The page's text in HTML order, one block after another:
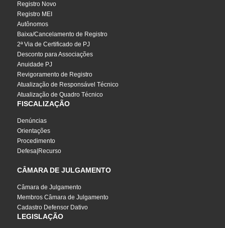
Registro Novo
Registro MEI
Autônomos
Baixa/Cancelamento de Registro
2ª Via de Certificado de PJ
Desconto para Associações
Anuidade PJ
Revigoramento de Registro
Atualização de Responsável Técnico
Atualização de Quadro Técnico
FISCALIZAÇÃO
Denúncias
Orientações
Procedimento
Defesa|Recurso
CÂMARA DE JULGAMENTO
Câmara de Julgamento
Membros Câmara de Julgamento
Cadastro Defensor Dativo
LEGISLAÇÃO